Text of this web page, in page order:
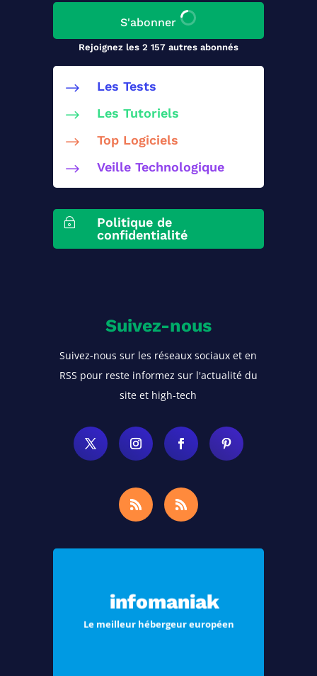
S'abonner
Rejoignez les 2 157 autres abonnés
$ Les Tests
$ Les Tutoriels
$ Top Logiciels
$ Veille Technologique
~
Politique de
confidentialité
Suivez-nous
Suivez-nous sur les réseaux sociaux et en
RSS pour reste informez sur l'actualité du
site et high-tech
infomaniak
Le meilleur hébergeur européen
hébergement pour vos sites Web et
vos e-mails